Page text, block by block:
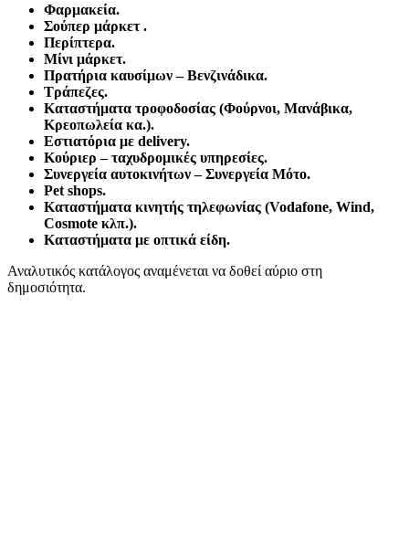
Φαρμακεία.
Σούπερ μάρκετ .
Περίπτερα.
Μίνι μάρκετ.
Πρατήρια καυσίμων – Βενζινάδικα.
Τράπεζες.
Καταστήματα τροφοδοσίας (Φούρνοι, Μανάβικα,
Κρεοπωλεία κα.).
Εστιατόρια με delivery.
Κούριερ – ταχυδρομικές υπηρεσίες.
Συνεργεία αυτοκινήτων – Συνεργεία Μότο.
Pet shops.
Καταστήματα κινητής τηλεφωνίας (Vodafone, Wind,
Cosmote κλπ.).
Καταστήματα με οπτικά είδη.
Αναλυτικός κατάλογος αναμένεται να δοθεί αύριο στη
δημοσιότητα.